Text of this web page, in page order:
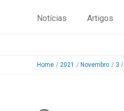
Notícias Artigos
Home 2021 Novembro 3